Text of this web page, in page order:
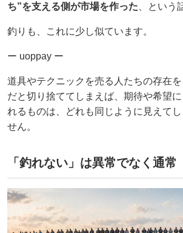
ち”を支える側が市場を作った 、という
釣りも、これに少し似ています。
ー uoppay ー
道具やテクニックを売る人たちの存在
だと切り捨ててしまえば、期待や希望
れるものは、どれも同じように見えて
せん。
「釣れない」は異常でなく通常